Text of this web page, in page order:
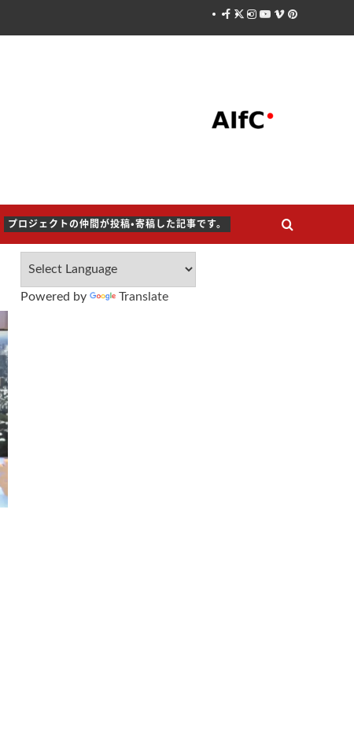
Facebook
X Instagram
Youtube
VimeoPinterest
プロジェクトの仲間が投稿・寄稿した記事です。
Powered by Translate